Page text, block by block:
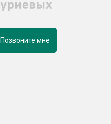
Позвоните мне